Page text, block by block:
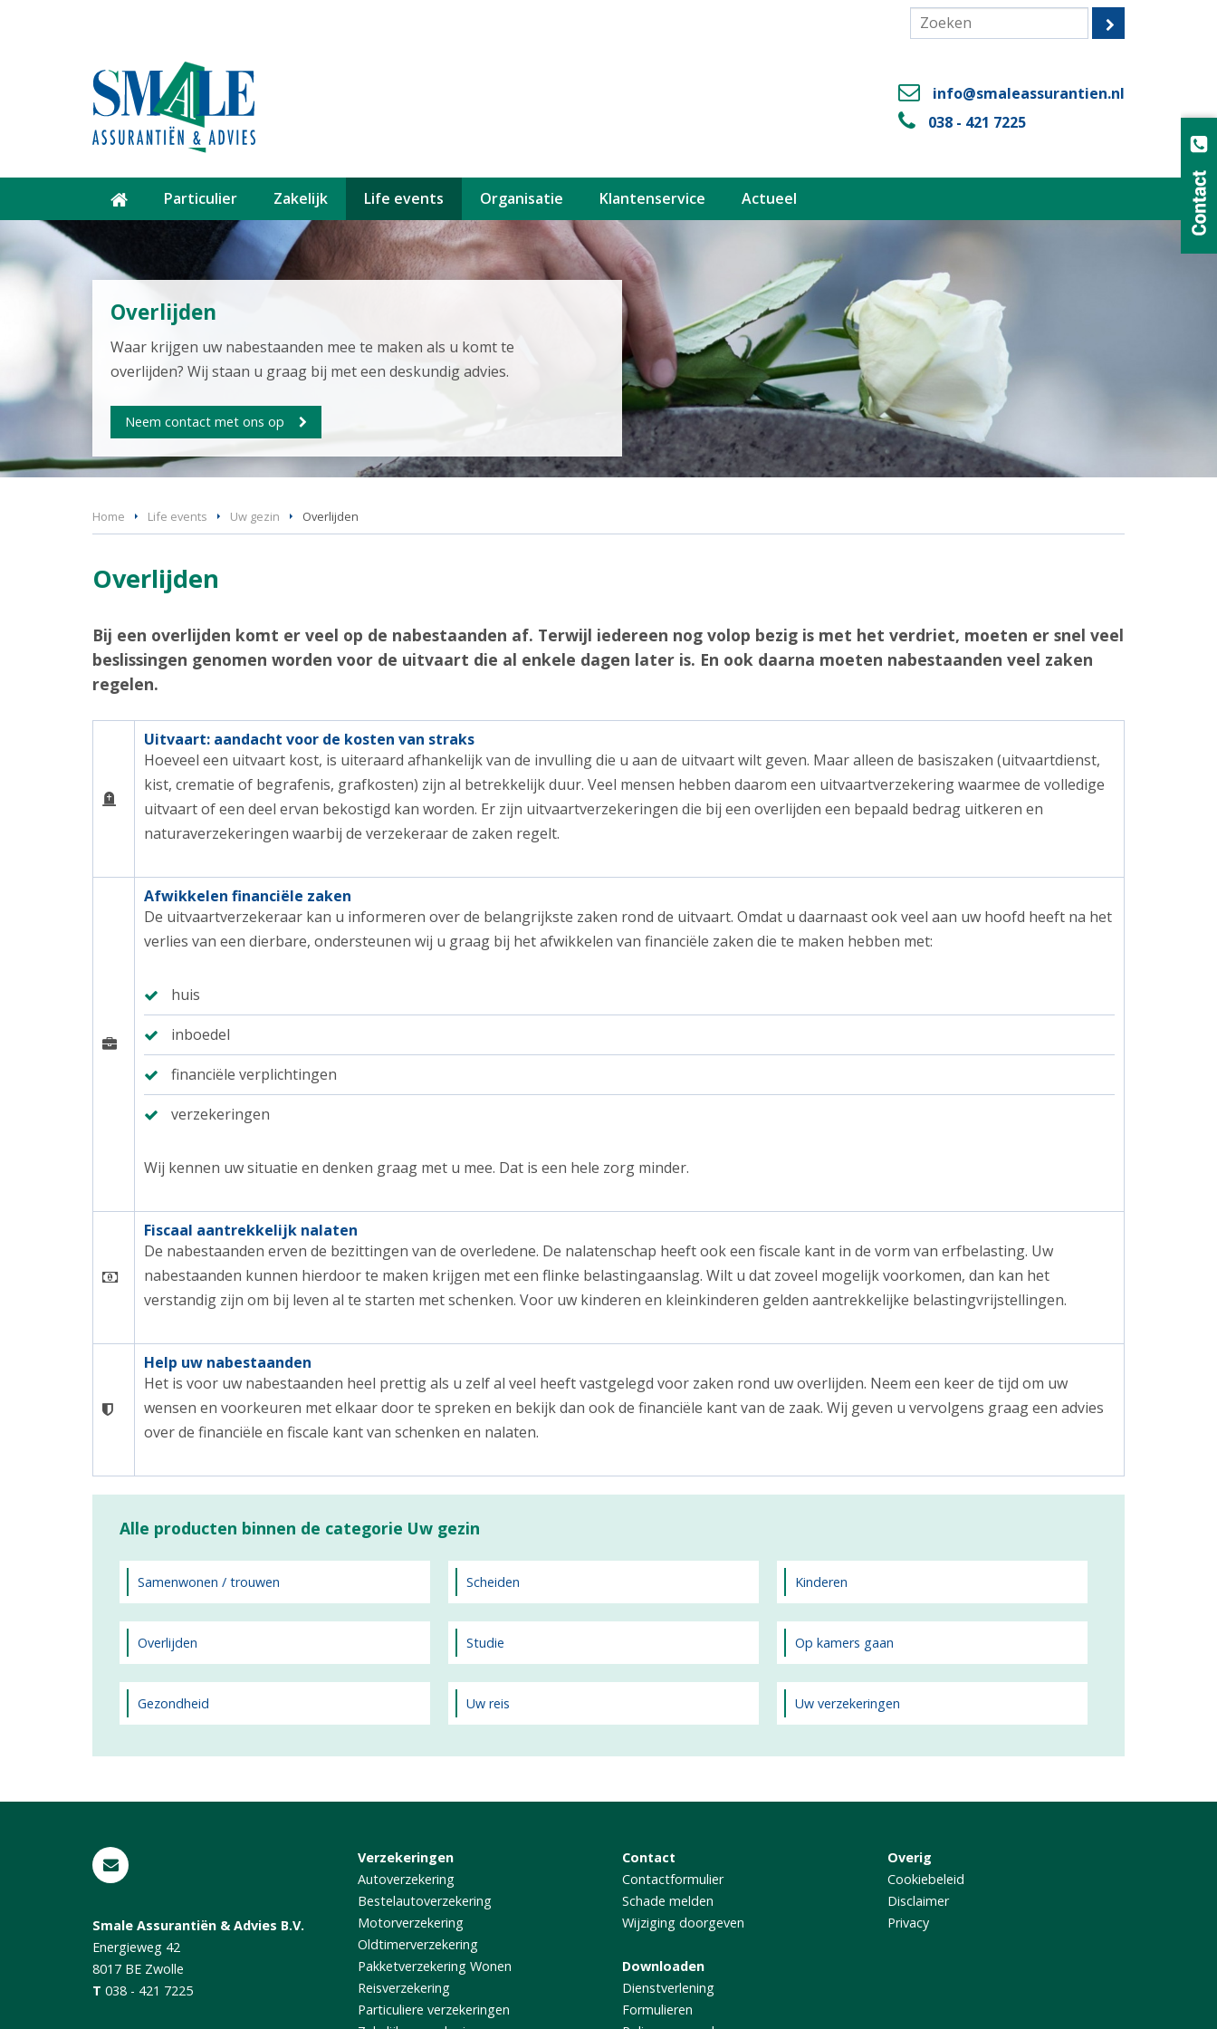
info@smaleassurantien.nl
038 - 421 7225
Particulier Zakelijk Life events Organisatie Klantenservice Actueel
Overlijden
Waar krijgen uw nabestaanden mee te maken als u komt te
overlijden? Wij staan u graag bij met een deskundig advies.
Neem contact met ons op
Home Life events Uw gezin Overlijden
Overlijden
Bij een overlijden komt er veel op de nabestaanden af. Terwijl iedereen nog volop bezig is met het verdriet, moeten er snel veel
beslissingen genomen worden voor de uitvaart die al enkele dagen later is. En ook daarna moeten nabestaanden veel zaken
regelen.
Uitvaart: aandacht voor de kosten van straks
Hoeveel een uitvaart kost, is uiteraard afhankelijk van de invulling die u aan de uitvaart wilt geven. Maar alleen de basiszaken (uitvaartdienst,
kist, crematie of begrafenis, grafkosten) zijn al betrekkelijk duur. Veel mensen hebben daarom een uitvaartverzekering waarmee de volledige
uitvaart of een deel ervan bekostigd kan worden. Er zijn uitvaartverzekeringen die bij een overlijden een bepaald bedrag uitkeren en
naturaverzekeringen waarbij de verzekeraar de zaken regelt.
Afwikkelen financiële zaken
De uitvaartverzekeraar kan u informeren over de belangrijkste zaken rond de uitvaart. Omdat u daarnaast ook veel aan uw hoofd heeft na het
verlies van een dierbare, ondersteunen wij u graag bij het afwikkelen van financiële zaken die te maken hebben met:
huis
inboedel
financiële verplichtingen
verzekeringen
Wij kennen uw situatie en denken graag met u mee. Dat is een hele zorg minder.
Fiscaal aantrekkelijk nalaten
De nabestaanden erven de bezittingen van de overledene. De nalatenschap heeft ook een fiscale kant in de vorm van erfbelasting. Uw
nabestaanden kunnen hierdoor te maken krijgen met een flinke belastingaanslag. Wilt u dat zoveel mogelijk voorkomen, dan kan het
verstandig zijn om bij leven al te starten met schenken. Voor uw kinderen en kleinkinderen gelden aantrekkelijke belastingvrijstellingen.
Help uw nabestaanden
Het is voor uw nabestaanden heel prettig als u zelf al veel heeft vastgelegd voor zaken rond uw overlijden. Neem een keer de tijd om uw
wensen en voorkeuren met elkaar door te spreken en bekijk dan ook de financiële kant van de zaak. Wij geven u vervolgens graag een advies
over de financiële en fiscale kant van schenken en nalaten.
Alle producten binnen de categorie Uw gezin
Samenwonen / trouwen Scheiden Kinderen
Overlijden Studie Op kamers gaan
Gezondheid Uw reis Uw verzekeringen
Smale Assurantiën & Advies B.V.
Energieweg 42
8017 BE Zwolle
T 038 - 421 7225
Verzekeringen
Autoverzekering
Bestelautoverzekering
Motorverzekering
Oldtimerverzekering
Pakketverzekering Wonen
Reisverzekering
Particuliere verzekeringen
Contact
Contactformulier
Schade melden
Wijziging doorgeven
Downloaden
Dienstverlening
Formulieren
Overig
Cookiebeleid
Disclaimer
Privacy